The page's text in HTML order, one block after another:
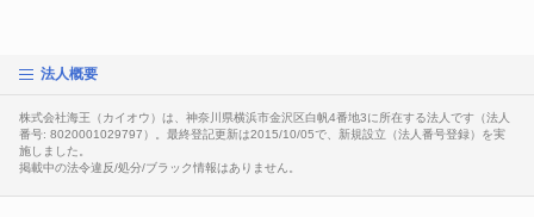
法人概要
株式会社海王（カイオウ）は、神奈川県横浜市金沢区白帆4番地3に所在する法人です（法人
番号: 8020001029797）。最終登記更新は2015/10/05で、新規設立（法人番号登録）を実
施しました。
掲載中の法令違反/処分/ブラック情報はありません。